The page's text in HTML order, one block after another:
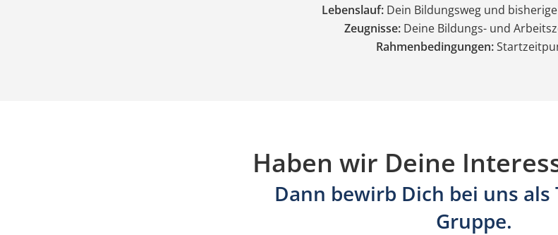
Lebenslauf:Dein Bildungsweg und
Zeugnisse:Deine Bildungs- und
Rahmenbedingungen:
Haben wir Deine
Dann bewirb Dich bei uns als
Gruppe.